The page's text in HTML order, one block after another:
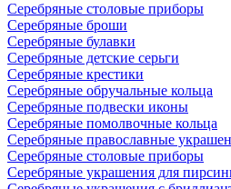
Серебряные столовые приборы
Серебряные броши
Серебряные булавки
Серебряные детские серьги
Серебряные крестики
Серебряные обручальные кольца
Серебряные подвески иконы
Серебряные помолвочные кольца
Серебряные православные
Серебряные столовые приборы
Серебряные украшения для